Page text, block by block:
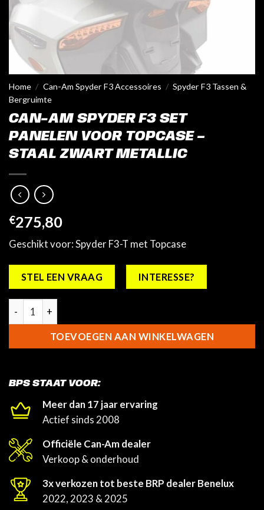
Home / Can-Am Spyder F3 Accessoires / Spyder F3 Tassen &
Bergruimte
CAN-AM SPYDER F3 SET
PANELEN VOOR TOPCASE –
STAAL ZWART METALLIC
€275,80
Geschikt voor: Spyder F3-T met Topcase
STEL EEN VRAAG INTERESSE?
Can-Am Spyder F3 Set panelen voor topcase - Staal Zwart
TOEVOEGEN AAN WINKELWAGEN
BPS STAAT VOOR:
Meer dan 17 jaar ervaring
Actief sinds 2008
Officiële Can-Am dealer
Verkoop & onderhoud
3x verkozen tot beste BRP dealer Benelux
2022, 2023 & 2025